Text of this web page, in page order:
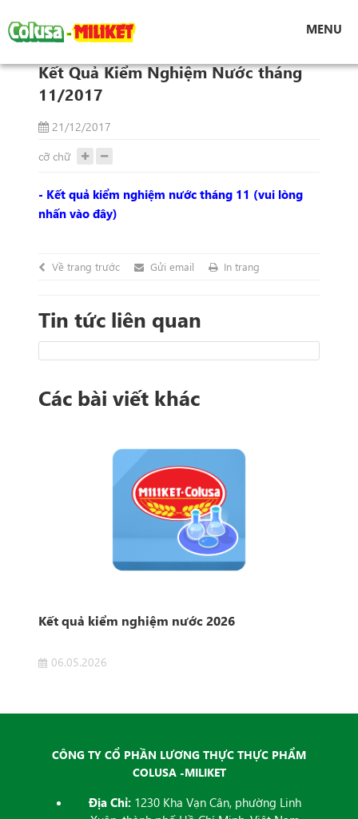
MENU
Kết Quả Kiểm Nghiệm Nước tháng 11/2017
Kết Quả Kiểm Nghiệm Nước tháng
11/2017
21/12/2017
cỡ chữ
- Kết quả kiểm nghiệm nước tháng 11 (vui lòng
nhấn vào đây)
Về trang trước Gửi email In trang
Tin tức liên quan
Các bài viết khác
Kết quả kiểm nghiệm nước 2026
06.05.2026
CÔNG TY CỔ PHẦN LƯƠNG THỰC THỰC PHẨM
COLUSA -MILIKET
Địa Chỉ: 1230 Kha Vạn Cân, phường Linh